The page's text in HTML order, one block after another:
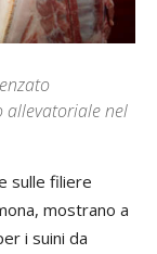
allevatoriale nel
sulle filiere
mostrano a
i suini da